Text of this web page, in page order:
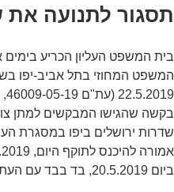
תסגור לתנועה את
בית המשפט העליון הכריע
המשפט המחוזי בתל אביב-יפו
בקשה שהגישו המבקשים למתן צו
שדרות ירושלים ביפו במסגרת
ביום 20.5.2019, בד בבד עם העתירה בנושא.